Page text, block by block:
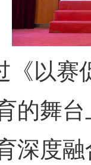
《以赛
的舞
深度